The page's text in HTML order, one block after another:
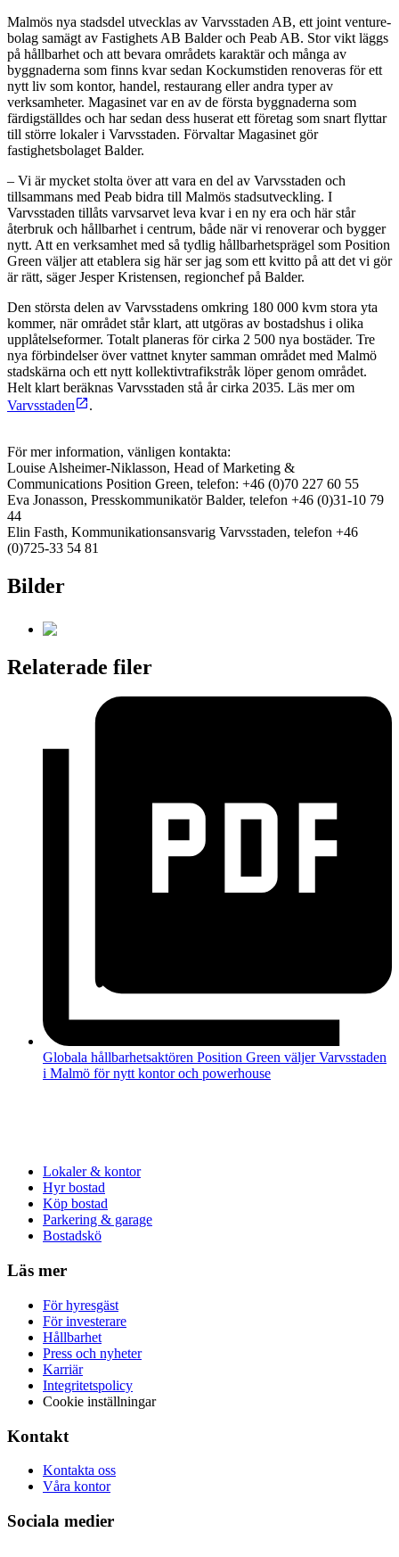
Malmös nya stadsdel utvecklas av Varvsstaden AB, ett joint venture-
bolag samägt av Fastighets AB Balder och Peab AB. Stor vikt läggs
på hållbarhet och att bevara områdets karaktär och många av
byggnaderna som finns kvar sedan Kockumstiden renoveras för ett
nytt liv som kontor, handel, restaurang eller andra typer av
verksamheter. Magasinet var en av de första byggnaderna som
färdigställdes och har sedan dess huserat ett företag som snart flyttar
till större lokaler i Varvsstaden. Förvaltar Magasinet gör
fastighetsbolaget Balder.
– Vi är mycket stolta över att vara en del av Varvsstaden och
tillsammans med Peab bidra till Malmös stadsutveckling. I
Varvsstaden tillåts varvsarvet leva kvar i en ny era och här står
återbruk och hållbarhet i centrum, både när vi renoverar och bygger
nytt. Att en verksamhet med så tydlig hållbarhetsprägel som Position
Green väljer att etablera sig här ser jag som ett kvitto på att det vi gör
är rätt, säger Jesper Kristensen, regionchef på Balder.
Den största delen av Varvsstadens omkring 180 000 kvm stora yta
kommer, när området står klart, att utgöras av bostadshus i olika
upplåtelseformer. Totalt planeras för cirka 2 500 nya bostäder. Tre
nya förbindelser över vattnet knyter samman området med Malmö
stadskärna och ett nytt kollektivtrafikstråk löper genom området.
Helt klart beräknas Varvsstaden stå år cirka 2035. Läs mer om
Varvsstaden
.
För mer information, vänligen kontakta:
Louise Alsheimer-Niklasson, Head of Marketing &
Communications Position Green, telefon: +46 (0)70 227 60 55
Eva Jonasson, Presskommunikatör Balder, telefon +46 (0)31-10 79
44
Elin Fasth, Kommunikationsansvarig Varvsstaden, telefon +46
(0)725-33 54 81
Bilder
Relaterade filer
Globala hållbarhetsaktören Position Green väljer Varvsstaden
i Malmö för nytt kontor och powerhouse
Lokaler & kontor
Hyr bostad
Köp bostad
Parkering & garage
Bostadskö
Läs mer
För hyresgäst
För investerare
Hållbarhet
Press och nyheter
Karriär
Integritetspolicy
Cookie inställningar
Kontakt
Kontakta oss
Våra kontor
Sociala medier